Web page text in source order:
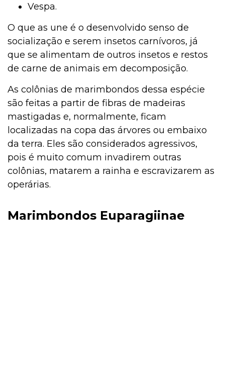
Vespa.
O que as une é o desenvolvido senso de
socialização e serem insetos carnívoros, já
que se alimentam de outros insetos e restos
de carne de animais em decomposição.
As colônias de marimbondos dessa espécie
são feitas a partir de fibras de madeiras
mastigadas e, normalmente, ficam
localizadas na copa das árvores ou embaixo
da terra. Eles são considerados agressivos,
pois é muito comum invadirem outras
colônias, matarem a rainha e escravizarem as
operárias.
Marimbondos Euparagiinae